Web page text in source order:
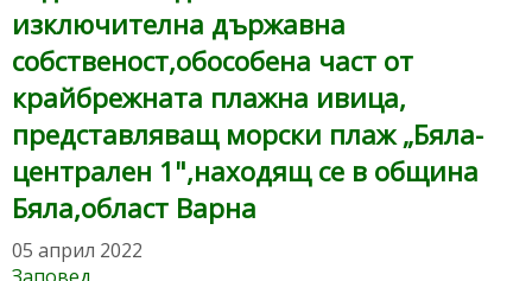
изключителна държавна
собственост,обособена част от
крайбрежната плажна ивица,
представляващ морски плаж „Бяла-
централен 1",находящ се в община
Бяла,област Варна
05 април 2022